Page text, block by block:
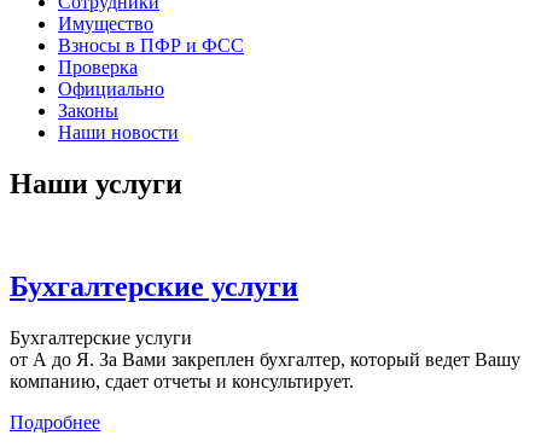
Имущество
Взносы в ПФР и ФСС
Проверка
Официально
Законы
Наши новости
Наши услуги
Бухгалтерские услуги
Бухгалтерские услуги
от А до Я. За Вами закреплен бухгалтер, который ведет Вашу
компанию, сдает отчеты и консультирует.
Подробнее